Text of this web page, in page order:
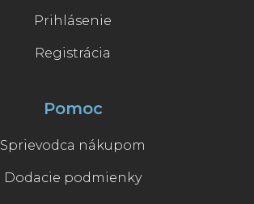
Prihlásenie
Registrácia
Pomoc
Sprievodca nákupom
Dodacie podmienky